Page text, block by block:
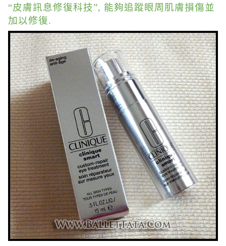
“皮膚訊息修復科技”, 能夠追蹤眼周肌膚損傷並
加以修復.